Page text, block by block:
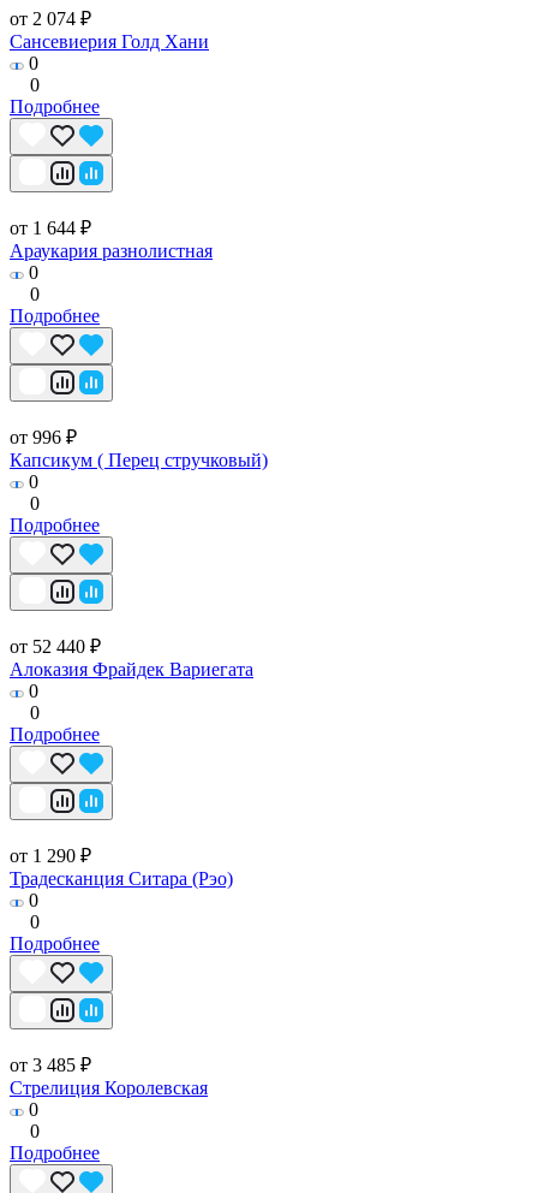
от 2 074 ₽
Сансевиерия Голд Хани
0
0
Подробнее
от 1 644 ₽
Араукария разнолистная
0
0
Подробнее
от 996 ₽
Капсикум ( Перец стручковый)
0
0
Подробнее
от 52 440 ₽
Алоказия Фрайдек Вариегата
0
0
Подробнее
от 1 290 ₽
Традесканция Ситара (Рэо)
0
0
Подробнее
от 3 485 ₽
Стрелиция Королевская
0
0
Подробнее